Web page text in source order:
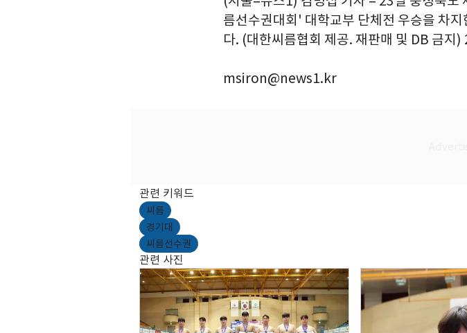
름선수권대회' 대학교부 단체전 우승을 차
다. (대한씨름협회 제공. 재판매 및 DB 금
msiron@news1.kr
관련 키워드
씨름
경기대
씨름선수권
관련 사진